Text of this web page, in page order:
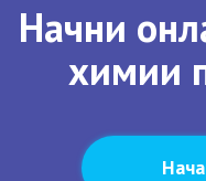
Начни
химии